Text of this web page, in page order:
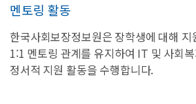
멘토링 활동
한국사회보장정보원은 장학생에 대해
1:1 멘토링 관계를 유지하여 IT 및 사회
정서적 지원 활동을 수행합니다.